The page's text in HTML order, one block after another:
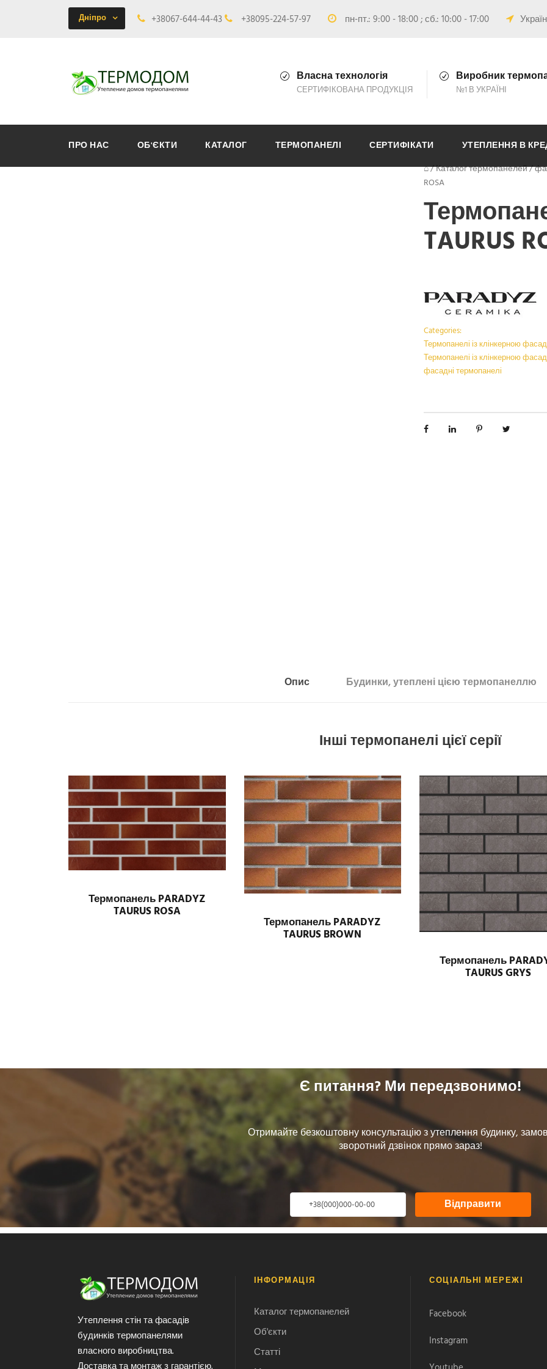
Дніпро +38067-644-44-43 +38095-224-57-97 пн-пт.: 9:00 - 18:00 ; сб.: 10:00 - 17:00
Власна технологія
СЕРТИФІКОВАНА ПРОДУКЦІЯ
Виробник
№1 В УКРАЇНІ
ПРО НАС ОБ'ЄКТИ КАТАЛОГ ТЕРМОПАНЕЛІ СЕРТИФІКАТИ
УТЕПЛЕННЯ В
⌂/Каталог термопанелей/
ROSA
TAURUS
Categories:
Термопанелі із клінкерною
Термопанелі із клінкерною
фасадні термопанелі
Опис Будинки, утеплені цією термопанеллю
Інші термопанелі цієї серії
Термопанель PARADYZ
TAURUS ROSA
Термопанель PARADYZ
TAURUS BROWN
Термопанель
TAURUS GRYS
Є питання? Ми передзвонимо!
Отримайте безкоштовну консультацію з утеплення будинку,
зворотний дзвінок прямо зараз!
Відправити
Утеплення стін та фасадів
будинків термопанелями
власного виробництва.
ІНФОРМАЦІЯ
Каталог термопанелей
Об'єкти
Статті
СОЦІАЛЬНІ МЕРЕЖІ
Facebook
Instagram